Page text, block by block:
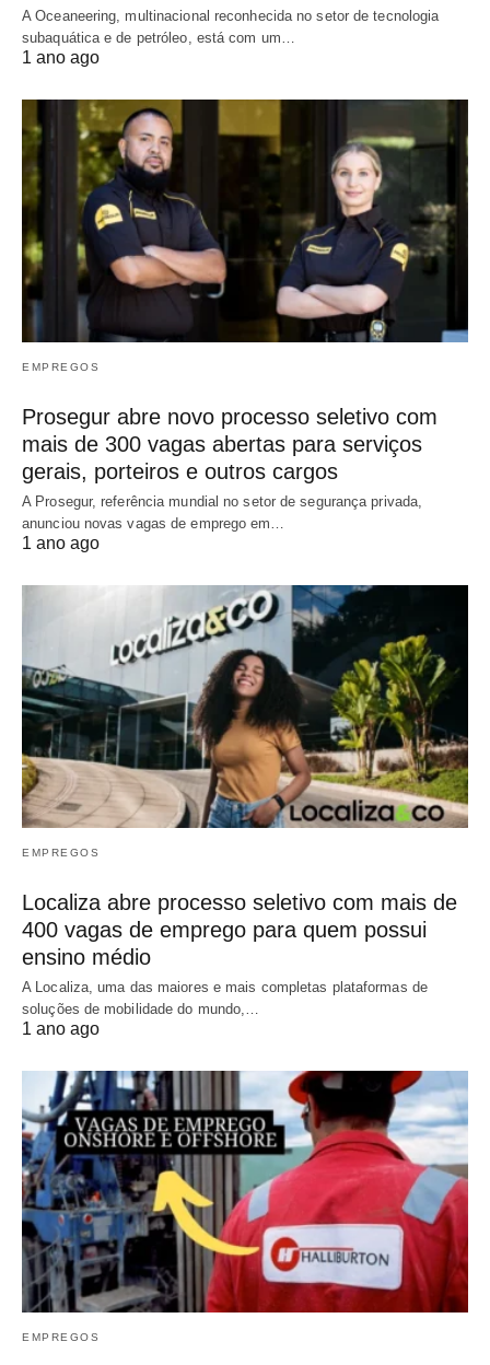
A Oceaneering, multinacional reconhecida no setor de tecnologia
subaquática e de petróleo, está com um…
1 ano ago
EMPREGOS
Prosegur abre novo processo seletivo com
mais de 300 vagas abertas para serviços
gerais, porteiros e outros cargos
A Prosegur, referência mundial no setor de segurança privada,
anunciou novas vagas de emprego em…
1 ano ago
EMPREGOS
Localiza abre processo seletivo com mais de
400 vagas de emprego para quem possui
ensino médio
A Localiza, uma das maiores e mais completas plataformas de
soluções de mobilidade do mundo,…
1 ano ago
EMPREGOS